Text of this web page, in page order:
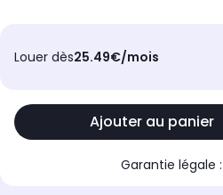
Louer dès25.49€/mois
Ajouter au panier
Garantie légale :